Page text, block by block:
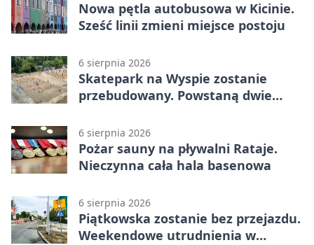
Nowa pętla autobusowa w Kicinie.
Sześć linii zmieni miejsce postoju
6 sierpnia 2026
Skatepark na Wyspie zostanie
przebudowany. Powstaną dwie
6 sierpnia 2026
Pożar sauny na pływalni Rataje.
Nieczynna cała hala basenowa
6 sierpnia 2026
Piątkowska zostanie bez przejazdu.
Weekendowe utrudnienia w